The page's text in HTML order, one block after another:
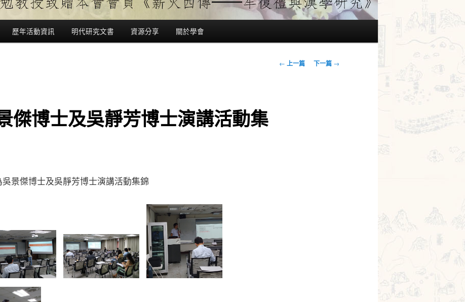
歷年活動資訊 明代研究文書 資源分享 關於學會
文
← 上一篇 下一篇 →
傑博士及吳靜芳博士演講活動集
景傑博士及吳靜芳博士演講活動集錦